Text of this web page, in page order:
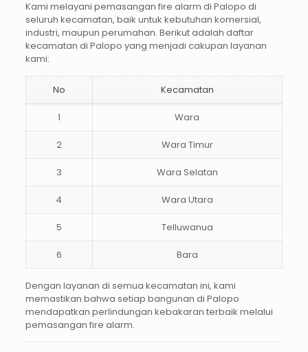
Kami melayani pemasangan fire alarm di Palopo di
seluruh kecamatan, baik untuk kebutuhan komersial,
industri, maupun perumahan. Berikut adalah daftar
kecamatan di Palopo yang menjadi cakupan layanan
kami:
No Kecamatan
1 Wara
2 Wara Timur
3 Wara Selatan
4 Wara Utara
5 Telluwanua
6 Bara
Dengan layanan di semua kecamatan ini, kami
memastikan bahwa setiap bangunan di Palopo
mendapatkan perlindungan kebakaran terbaik melalui
pemasangan fire alarm.